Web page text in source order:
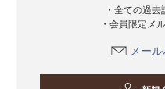
・全ての過
・会員限定メ
メー